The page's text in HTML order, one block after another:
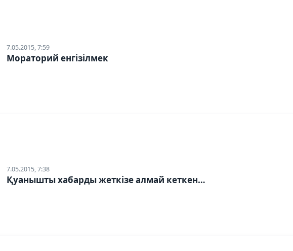
7.05.2015, 7:59
Мораторий енгізілмек
7.05.2015, 7:38
Қуанышты хабарды жеткізе алмай кеткен…